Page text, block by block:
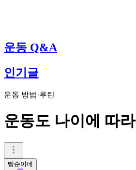
운동 Q&A
인기글
운동 방법·루틴
운동도 나이에 따라
빵순이네